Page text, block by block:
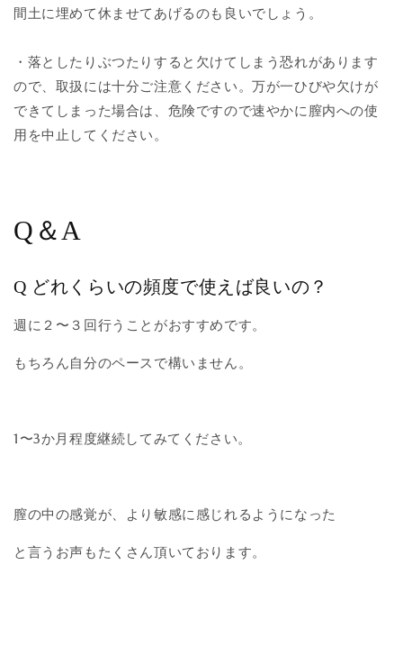
間土に埋めて休ませてあげるのも良いでしょう。
・落としたりぶつたりすると欠けてしまう恐れがあります
ので、取扱には十分ご注意ください。万が一ひびや欠けが
できてしまった場合は、危険ですので速やかに膣内への使
用を中止してください。
Q＆A
Q どれくらいの頻度で使えば良いの？
週に２〜３回行うことがおすすめです。
もちろん自分のペースで構いません。
1〜3か月程度継続してみてください。
膣の中の感覚が、より敏感に感じれるようになった
と言うお声もたくさん頂いております。